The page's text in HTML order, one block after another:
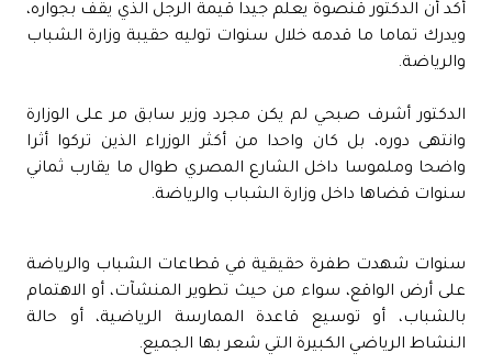
أكد أن الدكتور قنصوة يعلم جيدا قيمة الرجل الذي يقف بجواره،
ويدرك تماما ما قدمه خلال سنوات توليه حقيبة وزارة الشباب
والرياضة.
الدكتور أشرف صبحي لم يكن مجرد وزير سابق مر على الوزارة
وانتهى دوره، بل كان واحدا من أكثر الوزراء الذين تركوا أثرا
واضحا وملموسا داخل الشارع المصري طوال ما يقارب ثماني
سنوات قضاها داخل وزارة الشباب والرياضة.
سنوات شهدت طفرة حقيقية في قطاعات الشباب والرياضة
على أرض الواقع، سواء من حيث تطوير المنشآت، أو الاهتمام
بالشباب، أو توسيع قاعدة الممارسة الرياضية، أو حالة
النشاط الرياضي الكبيرة التي شعر بها الجميع.